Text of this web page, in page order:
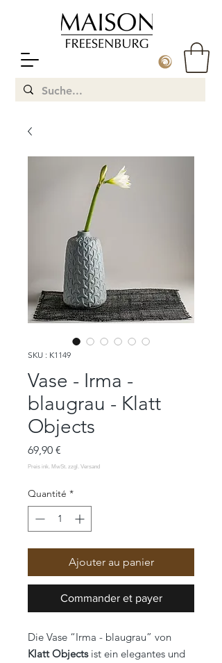
SKU : K1149
Vase - Irma -
blaugrau - Klatt
Objects
69,90 €
Quantité *
Ajouter au panier
Commander et payer
Die Vase “Irma - blaugrau” von
Klatt Objectsist ein elegantes und